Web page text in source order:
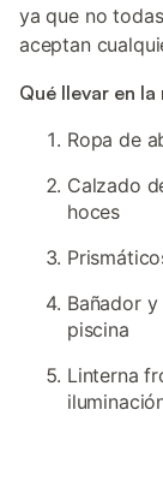
ya que no
aceptan
Qué llevar en la
Ropa de
Calzado
hoces
Bañador
piscina
Linterna